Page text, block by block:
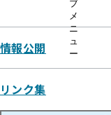
ブ
メ
ニ
ュ
ー
情報公開
リンク集